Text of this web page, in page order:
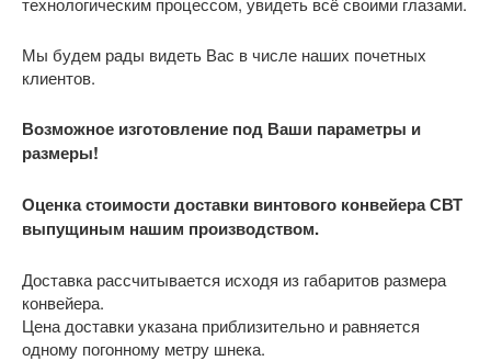
Мы будем рады видеть Вас в числе наших почетных
клиентов.
Возможное изготовление под Ваши параметры и
размеры!
Оценка стоимости доставки винтового конвейера СВТ
выпущиным нашим производством.
Доставка рассчитывается исходя из габаритов размера
конвейера.
Цена доставки указана приблизительно и равняется
одному погонному метру шнека.